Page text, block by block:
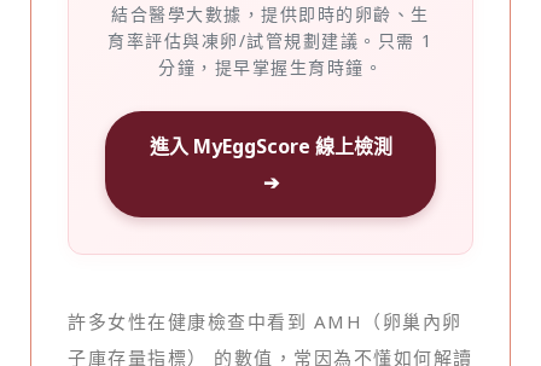
結合醫學大數據，提供即時的卵齡、生
育率評估與凍卵/試管規劃建議。只需 1
分鐘，提早掌握生育時鐘。
進入 MyEggScore 線上檢測
➔
許多女性在健康檢查中看到 AMH（卵巢內卵
子庫存量指標） 的數值，常因為不懂如何解讀